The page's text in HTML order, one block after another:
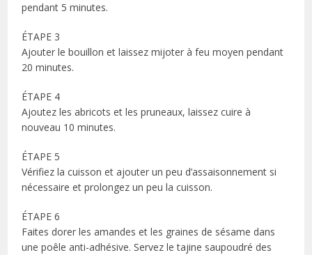
pendant 5 minutes.
ÉTAPE 3
Ajouter le bouillon et laissez mijoter à feu moyen pendant
20 minutes.
ÉTAPE 4
Ajoutez les abricots et les pruneaux, laissez cuire à
nouveau 10 minutes.
ÉTAPE 5
Vérifiez la cuisson et ajouter un peu d’assaisonnement si
nécessaire et prolongez un peu la cuisson.
ÉTAPE 6
Faites dorer les amandes et les graines de sésame dans
une poêle anti-adhésive. Servez le tajine saupoudré des